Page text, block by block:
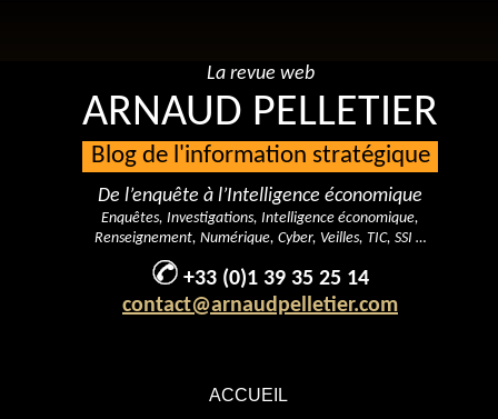
ACCUEIL
La revue web
ARNAUD PELLETIER
Blog de l'information stratégique
De l’enquête à l’Intelligence économique
Enquêtes, Investigations, Intelligence économique,
Renseignement, Numérique, Cyber, Veilles, TIC, SSI …
+33 (0)1 39 35 25 14
contact@arnaudpelletier.com